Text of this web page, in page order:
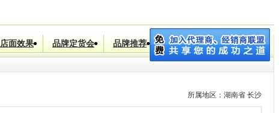
优优 (女装 休闲服饰 美容化妆)|[河南省]张立明 (女装 男装
店面效果 品牌定货会 品牌推荐 品牌加盟 搜索
所属地区：湖南省 长沙